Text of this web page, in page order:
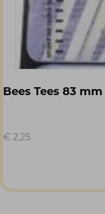
Bees Tees 83 mm
€ 2,25